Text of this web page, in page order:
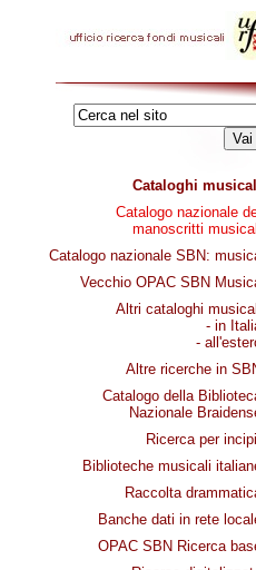
Cataloghi
Catalogo nazionale
manoscritti
Catalogo nazionale SBN:
Vecchio OPAC SBN
Altri cataloghi
- in
-
Altre ricerche in
Catalogo della
Nazionale
Ricerca per
Biblioteche musicali
Raccolta
Banche dati in rete
OPAC SBN Ricerca